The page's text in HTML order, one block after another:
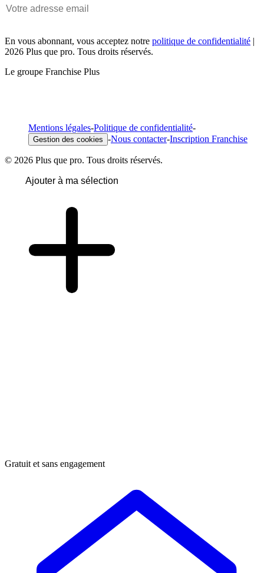
En vous abonnant, vous acceptez notre politique de confidentialité |
2026 Plus que pro. Tous droits réservés.
Le groupe Franchise Plus
Mentions légales-Politique de confidentialité-
Gestion des cookies -Nous contacter-Inscription Franchise
© 2026 Plus que pro. Tous droits réservés.
Ajouter à ma sélection
Gratuit et sans engagement